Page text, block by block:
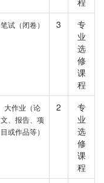
笔试（闭卷） 3
专
业
选
修
课
程
大作业（论
文、报告、项
目或作品等）
2
专
业
选
修
课
程